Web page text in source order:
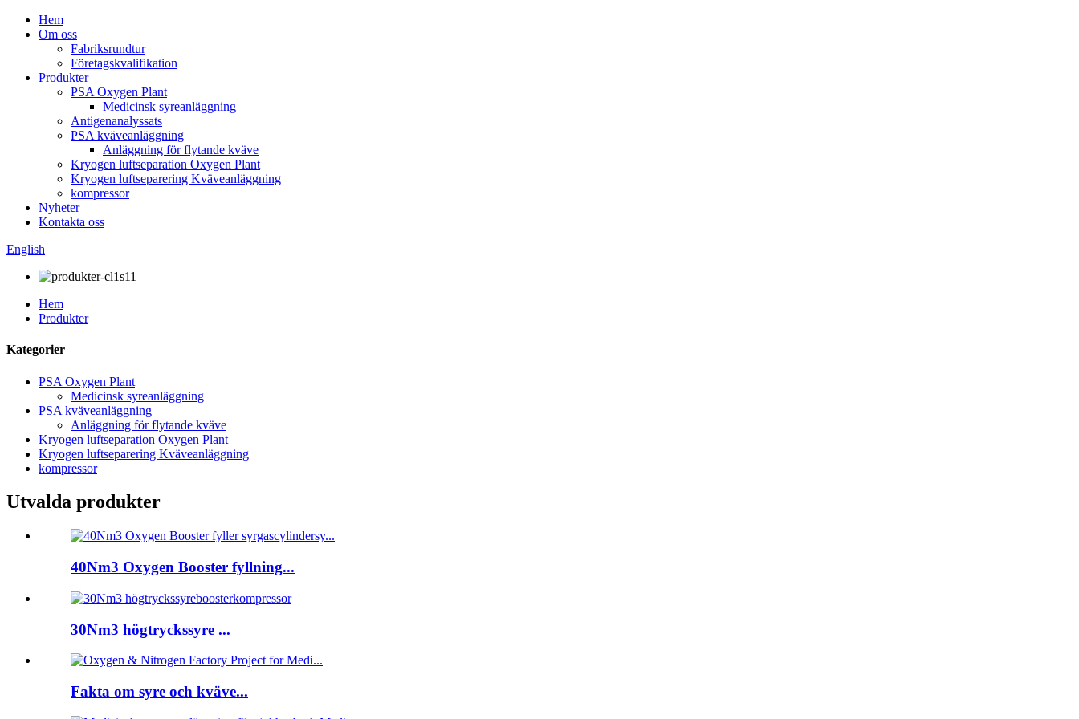
Hem
Om oss
Fabriksrundtur
Företagskvalifikation
Produkter
PSA Oxygen Plant
Medicinsk syreanläggning
Antigenanalyssats
PSA kväveanläggning
Anläggning för flytande kväve
Kryogen luftseparation Oxygen Plant
Kryogen luftseparering Kväveanläggning
kompressor
Nyheter
Kontakta oss
English
Hem
Produkter
Kategorier
PSA Oxygen Plant
Medicinsk syreanläggning
PSA kväveanläggning
Anläggning för flytande kväve
Kryogen luftseparation Oxygen Plant
Kryogen luftseparering Kväveanläggning
kompressor
Utvalda produkter
40Nm3 Oxygen Booster fyllning...
30Nm3 högtryckssyre ...
Fakta om syre och kväve...